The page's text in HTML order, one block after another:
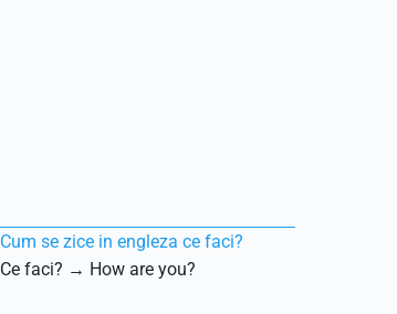
Cum se zice in engleza ce faci?
Ce faci? → How are you?